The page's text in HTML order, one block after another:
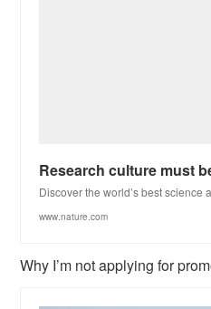
Discover the world’s best science
www.nature.com
Why I’m not applying for